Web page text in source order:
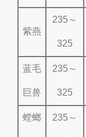
紫燕
235～
325
蓝毛
巨兽
235～
325
螳螂 235～